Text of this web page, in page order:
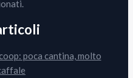
poca cantina, molto